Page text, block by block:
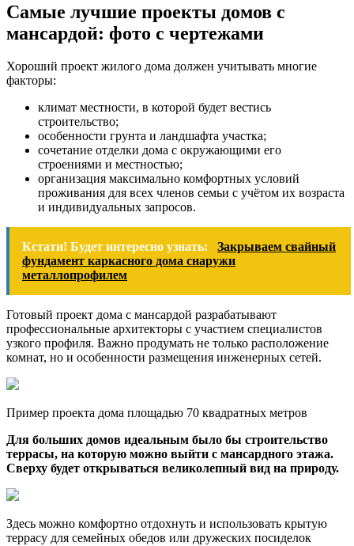
Самые лучшие проекты домов с
мансардой: фото с чертежами
Хороший проект жилого дома должен учитывать многие
факторы:
климат местности, в которой будет вестись
строительство;
особенности грунта и ландшафта участка;
сочетание отделки дома с окружающими его
строениями и местностью;
организация максимально комфортных условий
проживания для всех членов семьи с учётом их возраста
и индивидуальных запросов.
Кстати! Будет интересно узнать:
Закрываем свайный
фундамент каркасного дома снаружи
металлопрофилем
Готовый проект дома с мансардой разрабатывают
профессиональные архитекторы с участием специалистов
узкого профиля. Важно продумать не только расположение
комнат, но и особенности размещения инженерных сетей.
Пример проекта дома площадью 70 квадратных метров
Для больших домов идеальным было бы строительство
террасы, на которую можно выйти с мансардного этажа.
Сверху будет открываться великолепный вид на природу.
Здесь можно комфортно отдохнуть и использовать крытую
террасу для семейных обедов или дружеских посиделок